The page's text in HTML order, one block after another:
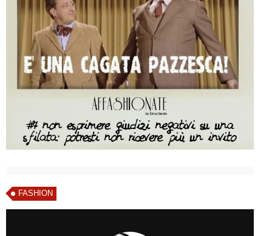
FASHION